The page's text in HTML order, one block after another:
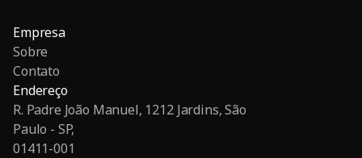
Empresa
Sobre
Contato
Endereço
R. Padre João Manuel, 1212 Jardins, São
Paulo - SP,
01411-001